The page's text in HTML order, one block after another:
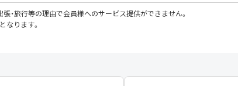
張・旅行等の理由で会員様へのサービス提供ができません。
なります。